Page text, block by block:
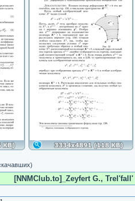
[NNMClub.to]_Zeyfert G.,